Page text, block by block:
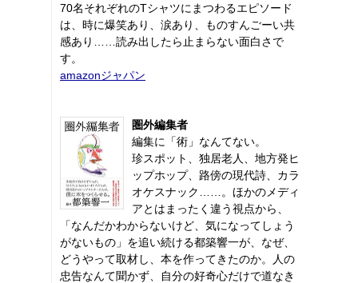
70名それぞれのTシャツにまつわるエピソード
は、時に爆笑あり、涙あり、ものすんごーい共
感あり……読み出したら止まらない面白さで
す。
amazonジャパン
圏外編集者
編集に「術」なんてない。
珍スポット、独居老人、地方発ヒ
ップホップ、路傍の現代詩、カラ
オケスナック……。ほかのメディ
アとはまったく違う視点から、
「なんだかわからないけど、気になってしょう
がないもの」を追い続ける都築響一が、なぜ、
どうやって取材し、本を作ってきたのか。人の
忠告なんて聞かず、自分の好奇心だけで道なき